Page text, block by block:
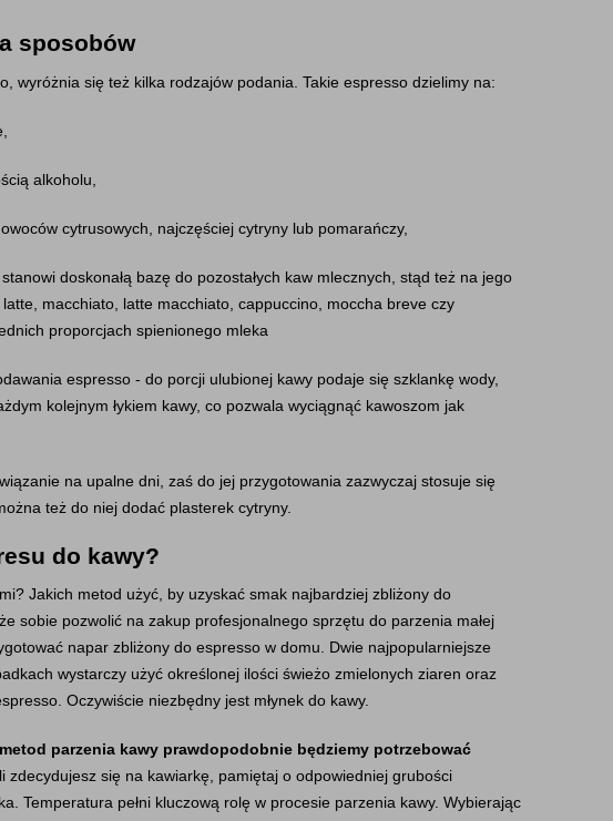
sposobów
wyróżnia się też kilka rodzajów podania. Takie espresso dzielimy na:
alkoholu,
cytrusowych, najczęściej cytryny lub pomarańczy,
doskonałą bazę do pozostałych kaw mlecznych, stąd też na jego
macchiato, latte macchiato, cappuccino, moccha breve czy
proporcjach spienionego mleka
espresso - do porcji ulubionej kawy podaje się szklankę wody,
kolejnym łykiem kawy, co pozwala wyciągnąć kawoszom jak
na upalne dni, zaś do jej przygotowania zazwyczaj stosuje się
też do niej dodać plasterek cytryny.
do kawy?
Jakich metod użyć, by uzyskać smak najbardziej zbliżony do
sobie pozwolić na zakup profesjonalnego sprzętu do parzenia małej
napar zbliżony do espresso w domu. Dwie najpopularniejsze
wystarczy użyć określonej ilości świeżo zmielonych ziaren oraz
Oczywiście niezbędny jest młynek do kawy.
parzenia kawy prawdopodobnie będziemy potrzebować
zdecydujesz się na kawiarkę, pamiętaj o odpowiedniej grubości
Temperatura pełni kluczową rolę w procesie parzenia kawy. Wybierając